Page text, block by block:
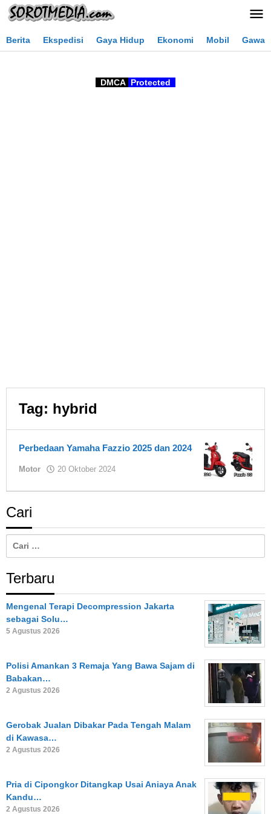
Lewati
ke
Berita
Ekspedisi Gaya Hidup Ekonomi Mobil Gawai
DMCA Protected
Tag: hybrid
Perbedaan Yamaha Fazzio 2025 dan 2024
Motor 20 Oktober 2024
Cari
Terbaru
Mengenal Terapi Decompression Jakarta
sebagai Solu…
5 Agustus 2026
Polisi Amankan 3 Remaja Yang Bawa Sajam di
Babakan…
2 Agustus 2026
Gerobak Jualan Dibakar Pada Tengah Malam
di Kawasa…
2 Agustus 2026
Pria di Cipongkor Ditangkap Usai Aniaya Anak
Kandu…
2 Agustus 2026